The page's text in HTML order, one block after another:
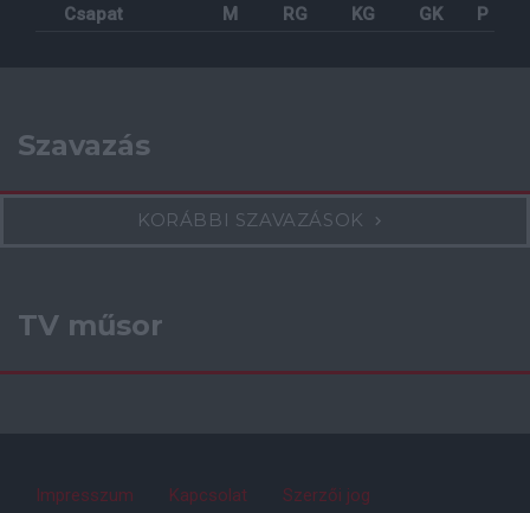
Csapat M RG KG GK P
Szavazás
KORÁBBI SZAVAZÁSOK
TV műsor
Impresszum Kapcsolat Szerzői jog